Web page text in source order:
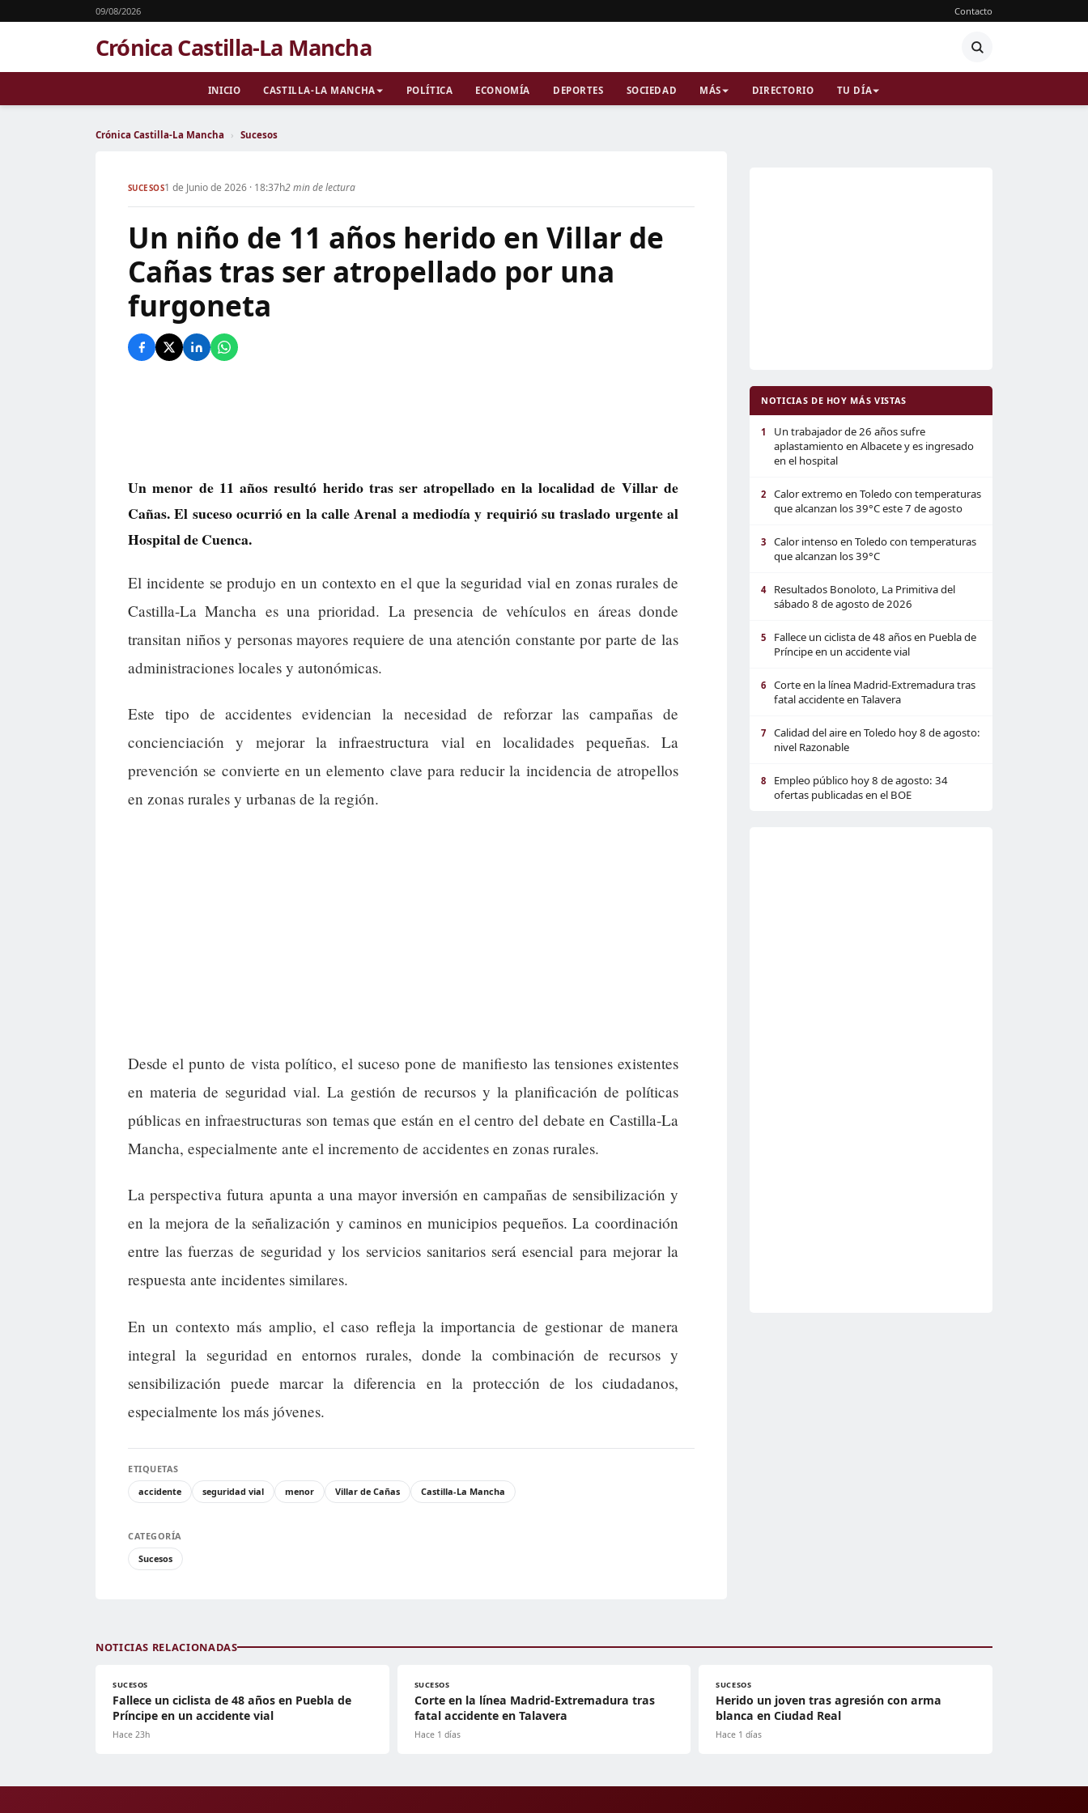
09/08/2026 Contacto
Crónica Castilla-La Mancha
INICIO CASTILLA-LA MANCHA POLÍTICA ECONOMÍA DEPORTES SOCIEDAD MÁS DIRECTORIO TU DÍA
Crónica Castilla-La Mancha › Sucesos
SUCESOS1 de Junio de 2026 · 18:37h2 min de lectura
Un niño de 11 años herido en Villar de
Cañas tras ser atropellado por una
furgoneta
Un menor de 11 años resultó herido tras ser atropellado en la localidad de Villar de
Cañas. El suceso ocurrió en la calle Arenal a mediodía y requirió su traslado urgente al
Hospital de Cuenca.
El incidente se produjo en un contexto en el que la seguridad vial en zonas rurales de
Castilla-La Mancha es una prioridad. La presencia de vehículos en áreas donde
transitan niños y personas mayores requiere de una atención constante por parte de las
administraciones locales y autonómicas.
Este tipo de accidentes evidencian la necesidad de reforzar las campañas de
concienciación y mejorar la infraestructura vial en localidades pequeñas. La
prevención se convierte en un elemento clave para reducir la incidencia de atropellos
en zonas rurales y urbanas de la región.
Desde el punto de vista político, el suceso pone de manifiesto las tensiones existentes
en materia de seguridad vial. La gestión de recursos y la planificación de políticas
públicas en infraestructuras son temas que están en el centro del debate en Castilla-La
Mancha, especialmente ante el incremento de accidentes en zonas rurales.
La perspectiva futura apunta a una mayor inversión en campañas de sensibilización y
en la mejora de la señalización y caminos en municipios pequeños. La coordinación
entre las fuerzas de seguridad y los servicios sanitarios será esencial para mejorar la
respuesta ante incidentes similares.
En un contexto más amplio, el caso refleja la importancia de gestionar de manera
integral la seguridad en entornos rurales, donde la combinación de recursos y
sensibilización puede marcar la diferencia en la protección de los ciudadanos,
especialmente los más jóvenes.
ETIQUETAS
accidente
seguridad vial menor Villar de Cañas Castilla-La Mancha
CATEGORÍA
Sucesos
NOTICIAS DE HOY MÁS VISTAS
1
Un trabajador de 26 años sufre
aplastamiento en Albacete y es ingresado
en el hospital
2
Calor extremo en Toledo con temperaturas
que alcanzan los 39°C este 7 de agosto
3
Calor intenso en Toledo con temperaturas
que alcanzan los 39°C
4
Resultados Bonoloto, La Primitiva del
sábado 8 de agosto de 2026
5
Fallece un ciclista de 48 años en Puebla de
Príncipe en un accidente vial
6
Corte en la línea Madrid-Extremadura tras
fatal accidente en Talavera
7
Calidad del aire en Toledo hoy 8 de agosto:
nivel Razonable
8
Empleo público hoy 8 de agosto: 34
ofertas publicadas en el BOE
NOTICIAS RELACIONADAS
SUCESOS
Fallece un ciclista de 48 años en Puebla de
Príncipe en un accidente vial
Hace 23h
SUCESOS
Corte en la línea Madrid-Extremadura tras
fatal accidente en Talavera
Hace 1 días
SUCESOS
Herido un joven tras agresión con arma
blanca en Ciudad Real
Hace 1 días